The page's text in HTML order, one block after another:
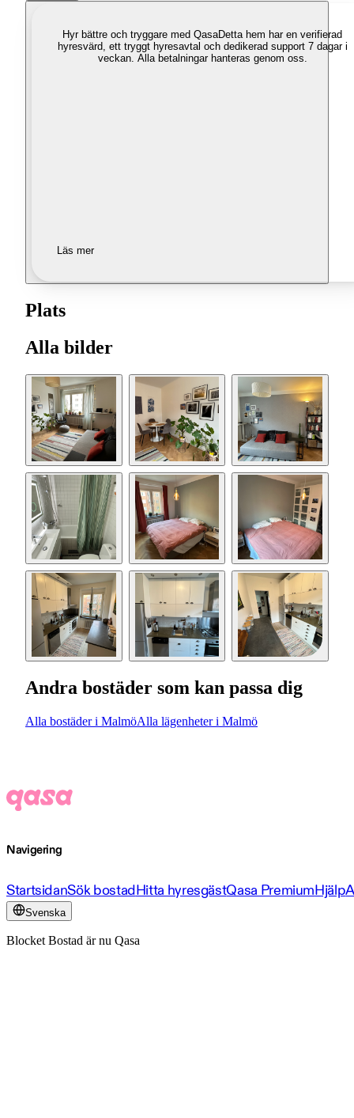
Hyr bättre och tryggare med QasaDetta hem har en verifierad
hyresvärd, ett tryggt hyresavtal och dedikerad support 7 dagar i
veckan. Alla betalningar hanteras genom oss.
Läs mer
Plats
Alla bilder
Andra bostäder som kan passa dig
Alla bostäder i MalmöAlla lägenheter i Malmö
Navigering
StartsidanSök bostadHitta hyresgästQasa PremiumHjälp
Svenska
Blocket Bostad är nu Qasa